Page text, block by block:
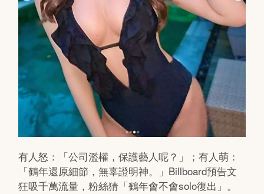
有人怒：「公司濫權，保護藝人呢？」；有人萌：
「鶴年還原細節，無辜證明神。」Billboard預告文
狂吸千萬流量，粉絲猜「鶴年會不會solo復出」。